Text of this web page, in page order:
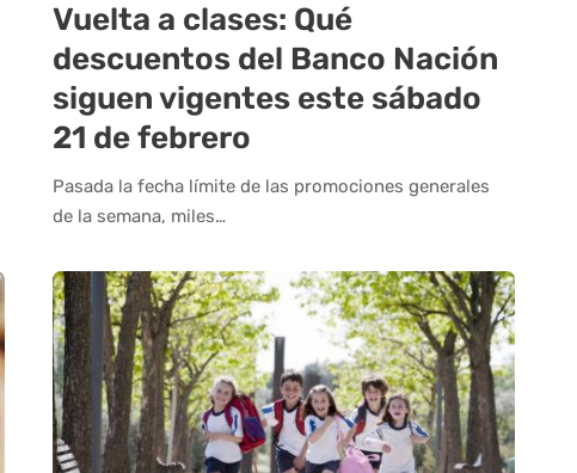
Vuelta a clases: Qué
descuentos del Banco Nación
siguen vigentes este sábado
21 de febrero
Pasada la fecha límite de las promociones generales
de la semana, miles…